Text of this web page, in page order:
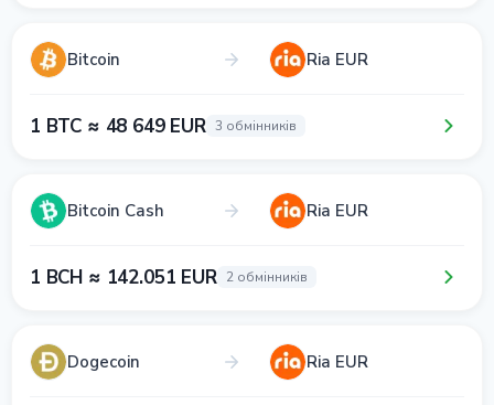
Bitcoin Ria EUR
1 BTC ≈ 48 649 EUR 3 обмінників
Bitcoin Cash Ria EUR
1 BCH ≈ 142.051 EUR 2 обмінників
Dogecoin Ria EUR